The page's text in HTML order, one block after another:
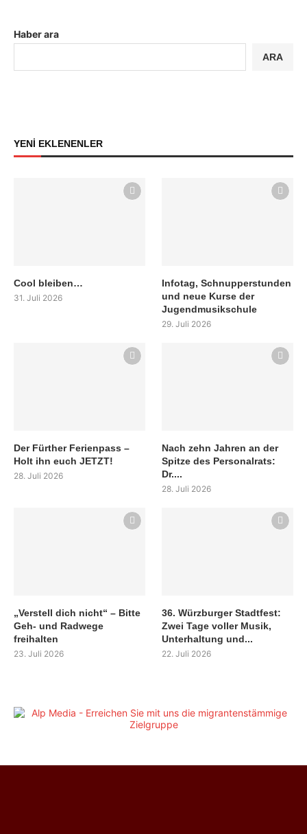
Haber ara
ARA
YENİ EKLENENLER
Cool bleiben…
31. Juli 2026
Infotag, Schnupperstunden
und neue Kurse der
Jugendmusikschule
29. Juli 2026
Der Fürther Ferienpass –
Holt ihn euch JETZT!
28. Juli 2026
Nach zehn Jahren an der
Spitze des Personalrats:
Dr....
28. Juli 2026
„Verstell dich nicht“ – Bitte
Geh- und Radwege
freihalten
23. Juli 2026
36. Würzburger Stadtfest:
Zwei Tage voller Musik,
Unterhaltung und...
22. Juli 2026